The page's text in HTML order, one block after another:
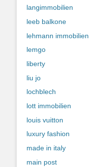
langimmobilien
leeb balkone
lehmann immobilien
lemgo
liberty
liu jo
lochblech
lott immobilien
louis vuitton
luxury fashion
made in italy
main post